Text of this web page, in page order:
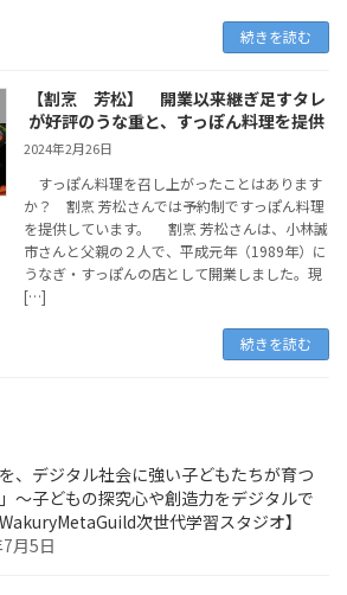
続きを読む
【割烹 芳松】 開業以来継ぎ足すタレ
が好評のうな重と、すっぽん料理を提供
2024年2月26日
すっぽん料理を召し上がったことはあります
か？ 割烹 芳松さんでは予約制ですっぽん料理
を提供しています。 割烹 芳松さんは、小林誠
市さんと父親の２人で、平成元年（1989年）に
うなぎ・すっぽんの店として開業しました。現
[…]
続きを読む
を、デジタル社会に強い子どもたちが育つ
〜子どもの探究心や創造力をデジタルで
次世代学習スタジオ】
月5日